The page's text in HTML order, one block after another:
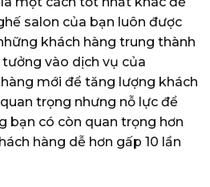
salon của bạn luôn được
khách hàng trung thành
vào dịch vụ của
mới để tăng lượng khách
trọng nhưng nỗ lực để
bạn có còn quan trọng hơn
hàng dễ hơn gấp 10 lần